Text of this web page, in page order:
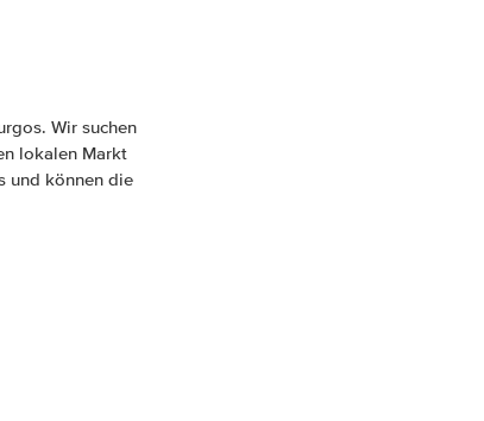
Wir suchen
lokalen Markt
und können die